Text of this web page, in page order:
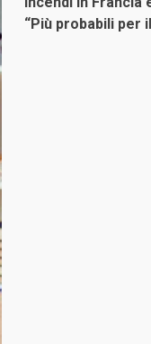
“Più probabili per